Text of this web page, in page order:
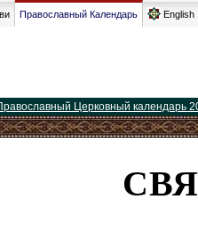
Православный Календарь English
Церковный календарь